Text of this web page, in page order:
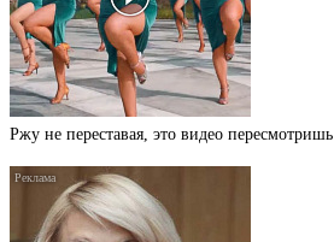
Ржу не переставая, это видео